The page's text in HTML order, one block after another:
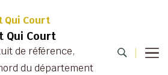
Qui Court
de référence,
du département